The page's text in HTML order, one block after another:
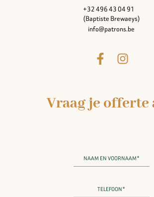
+32 496 43 04 91
(Baptiste Brewaeys)
info@patrons.be
Vraag je offerte